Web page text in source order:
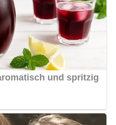
Biskuits
zum Rezept?
Kommentar am
Bewertung!